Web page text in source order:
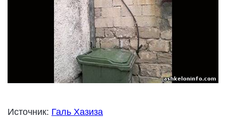
Источник: Галь Хазиза